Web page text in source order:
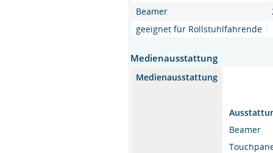
Beamer
geeignet für Rollstuhlfahrende
Medienausstattung
Medienausstattung
Beamer